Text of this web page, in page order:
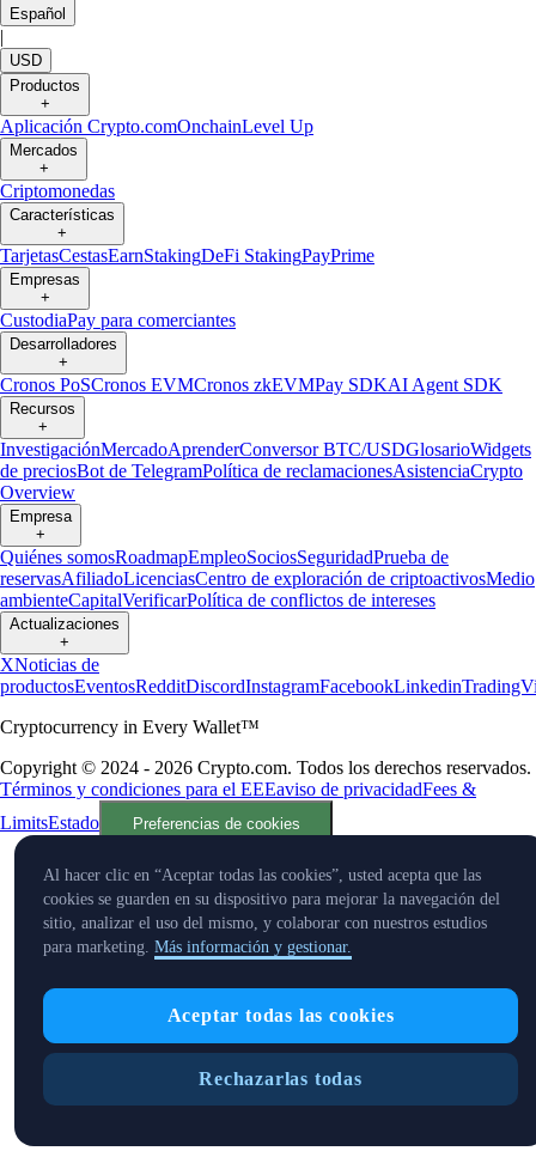
Español
|
USD
Productos
+
Aplicación Crypto.comOnchainLevel Up
Mercados
+
Criptomonedas
Características
+
TarjetasCestasEarnStakingDeFi StakingPayPrime
Empresas
+
CustodiaPay para comerciantes
Desarrolladores
+
Cronos PoSCronos EVMCronos zkEVMPay SDKAI Agent SDK
Recursos
+
InvestigaciónMercadoAprenderConversor BTC/USDGlosarioWidgets
de preciosBot de TelegramPolítica de reclamacionesAsistenciaCrypto
Overview
Empresa
+
Quiénes somosRoadmapEmpleoSociosSeguridadPrueba de
reservasAfiliadoLicenciasCentro de exploración de criptoactivosMedio
ambienteCapitalVerificarPolítica de conflictos de intereses
Actualizaciones
+
XNoticias de
productosEventosRedditDiscordInstagramFacebookLinkedin
Cryptocurrency in Every Wallet™
Copyright © 2024 - 2026 Crypto.com. Todos los derechos reservados.
Términos y condiciones para el EEEaviso de privacidadFees &
LimitsEstado Preferencias de cookies
Al hacer clic en “Aceptar todas las cookies”, usted acepta que las
cookies se guarden en su dispositivo para mejorar la navegación del
sitio, analizar el uso del mismo, y colaborar con nuestros estudios
para marketing. Más información y gestionar.
Aceptar todas las cookies
Rechazarlas todas